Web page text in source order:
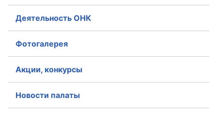
Деятельность ОНК
Фотогалерея
Акции, конкурсы
Новости палаты